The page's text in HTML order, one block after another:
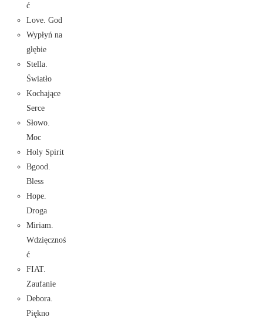
ć
Love. God
Wypłyń na
głębie
Stella.
Światło
Kochające
Serce
Słowo.
Moc
Holy Spirit
Bgood.
Bless
Hope.
Droga
Miriam.
Wdzięcznoś
ć
FIAT.
Zaufanie
Debora.
Piękno